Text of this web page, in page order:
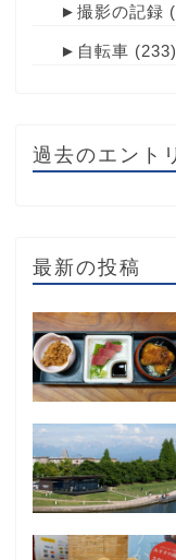
► 撮影の記録
► 自転車 (233)
過去のエント
最新の投稿